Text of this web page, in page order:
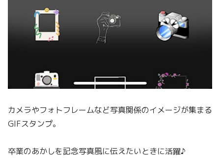
カメラやフォトフレームなど写真関係のイメージが集まる
GIFスタンプ。
卒業のあかしを記念写真風に伝えたいときに活躍♪